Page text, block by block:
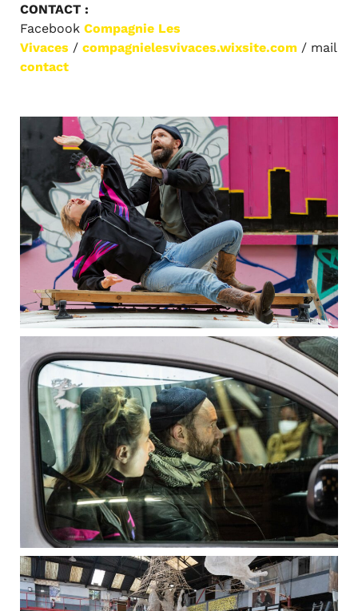
CONTACT :
Facebook Compagnie Les
Vivaces / compagnielesvivaces.wixsite.com / mail
contact